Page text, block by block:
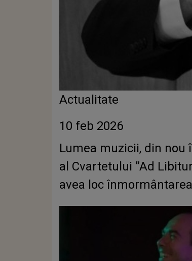
Actualitate
10 feb 2026
Lumea muzicii, din nou
al Cvartetului ”Ad
avea loc